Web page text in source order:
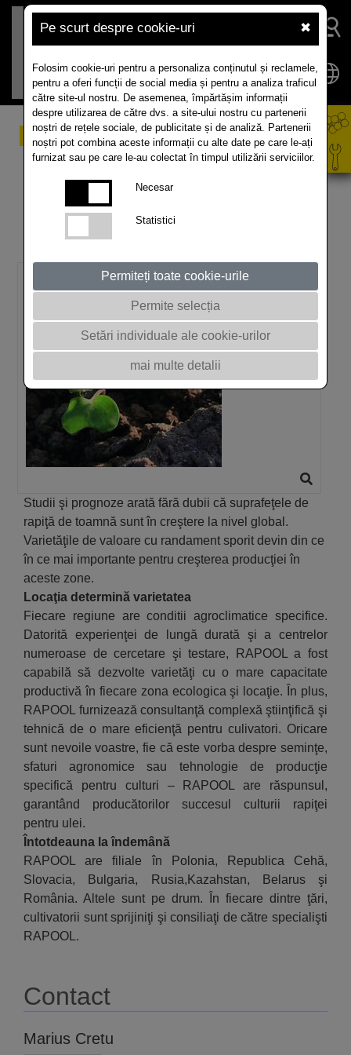
Pe scurt despre cookie-uri ✖
Folosim cookie-uri pentru a personaliza conținutul și reclamele,
pentru a oferi funcții de social media și pentru a analiza traficul
către site-ul nostru. De asemenea, împărtășim informații
despre utilizarea de către dvs. a site-ului nostru cu partenerii
noștri de rețele sociale, de publicitate și de analiză. Partenerii
noștri pot combina aceste informații cu alte date pe care le-ați
furnizat sau pe care le-au colectat în timpul utilizării serviciilor.
Necesar
Statistici
Permiteți toate cookie-urile
Permite selecția
Setări individuale ale cookie-urilor
mai multe detalii
Succes neînfrânt
Din Gemania, prin Europa şi în restul lumii - drumurile
rapiţă de toamnă, expertiză şi consultanţă – sunt o
soluţie reală şi completă.
Studii şi prognoze arată fără dubii că suprafeţele de
rapiţă de toamnă sunt în creştere la nivel global.
Varietăţile de valoare cu randament sporit devin din ce
în ce mai importante pentru creşterea producţiei în
aceste zone.
Locaţia determină varietatea
Fiecare regiune are conditii agroclimatice specifice.
Datorită experienţei de lungă durată şi a centrelor
numeroase de cercetare şi testare, RAPOOL a fost
capabilă să dezvolte varietăţi cu o mare capacitate
productivă în fiecare zona ecologica şi locaţie. În plus,
RAPOOL furnizează consultanţă complexă ştiinţifică şi
tehnică de o mare eficienţă pentru culivatori. Oricare
sunt nevoile voastre, fie că este vorba despre seminţe,
sfaturi agronomice sau tehnologie de producţie
specifică pentru culturi – RAPOOL are răspunsul,
garantând producătorilor succesul culturii rapiţei
pentru ulei.
Întotdeauna la îndemână
RAPOOL are filiale în Polonia, Republica Cehă,
Slovacia, Bulgaria, Rusia,Kazahstan, Belarus şi
România. Altele sunt pe drum. În fiecare dintre ţări,
cultivatorii sunt sprijiniţi şi consiliaţi de către specialişti
RAPOOL.
Contact
Marius Cretu